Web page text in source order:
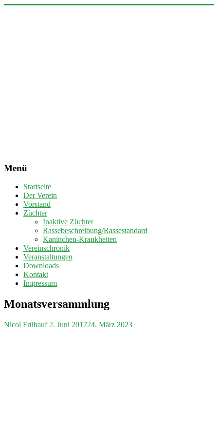
Menü
Startseite
Der Verein
Vorstand
Züchter
Inaktive Züchter
Rassebeschreibung/Rassestandard
Kaninchen-Krankheiten
Vereinschronik
Veranstaltungen
Downloads
Kontakt
Impressum
Monatsversammlung
Nicol Frühauf 2. Juni 201724. März 2023